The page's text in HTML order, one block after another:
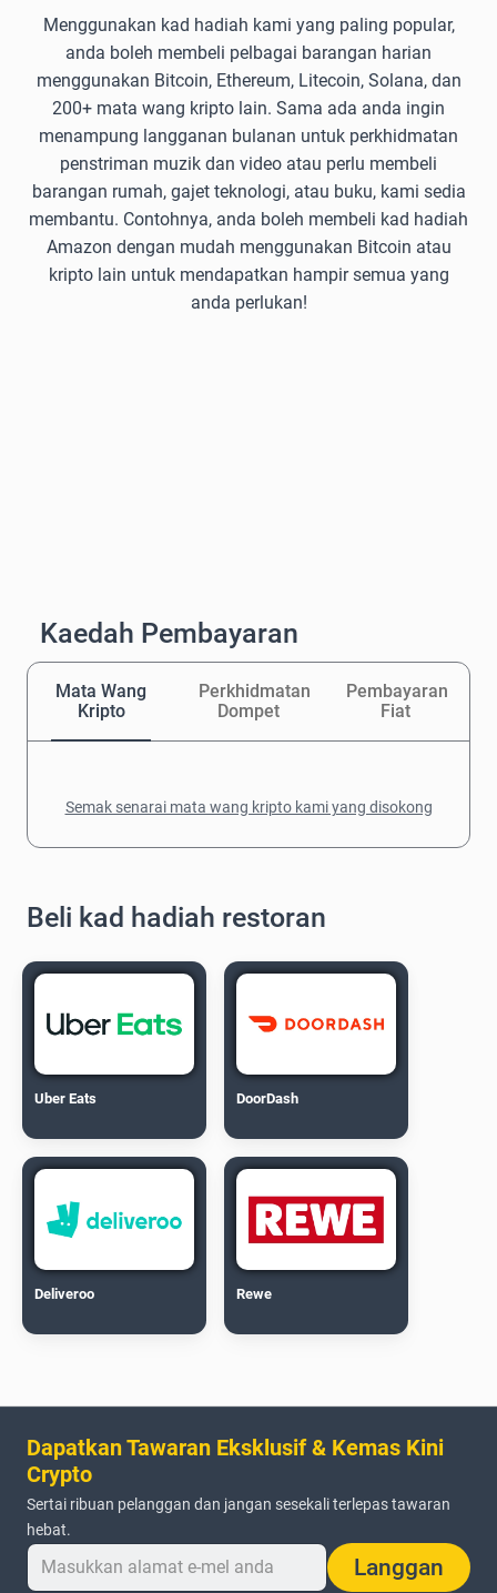
Menggunakan kad hadiah kami yang paling popular,
anda boleh membeli pelbagai barangan harian
menggunakan Bitcoin, Ethereum, Litecoin, Solana, dan
200+ mata wang kripto lain. Sama ada anda ingin
menampung langganan bulanan untuk perkhidmatan
penstriman muzik dan video atau perlu membeli
barangan rumah, gajet teknologi, atau buku, kami sedia
membantu. Contohnya, anda boleh membeli kad hadiah
Amazon dengan mudah menggunakan Bitcoin atau
kripto lain untuk mendapatkan hampir semua yang
anda perlukan!
Kaedah Pembayaran
Mata Wang
Kripto
Perkhidmatan
Dompet
Pembayaran
Fiat
Semak senarai mata wang kripto kami yang disokong
Beli kad hadiah restoran
Uber Eats DoorDash
Deliveroo Rewe
Dapatkan Tawaran Eksklusif & Kemas Kini
Crypto
Sertai ribuan pelanggan dan jangan sesekali terlepas tawaran
hebat.
Langgan